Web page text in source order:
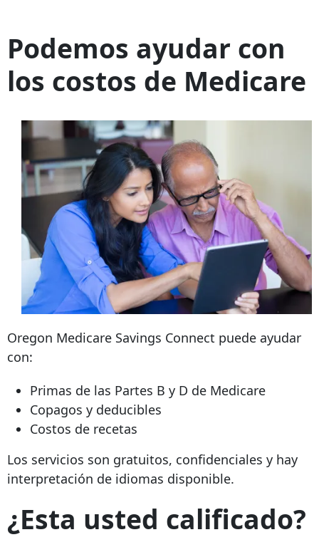
Podemos ayudar con
los costos de Medicare
Oregon Medicare Savings Connect puede ayudar
con:
Primas de las Partes B y D de Medicare
Copagos y deducibles
Costos de recetas
Los servicios son gratuitos, confidenciales y hay
interpretación de idiomas disponible.
¿Esta usted calificado?